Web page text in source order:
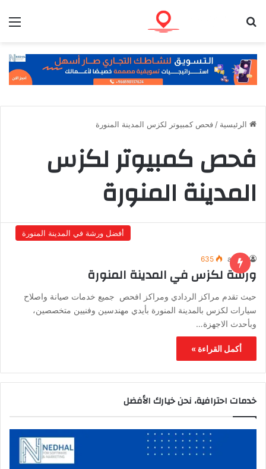
الرئيسية / فحص كمبيوتر لكزس المدينة المنورة
فحص كمبيوتر لكزس
المدينة المنورة
أفضل ورشة في المدينة المنورة
admin
635
ورشة لكزس في المدينة المنورة
حيث تقدم مراكز الردادي ومراكز افحص جميع خدمات صيانة واصلاح
سيارات لكزس بالمدينة المنورة بأيدي مهندسين وفنيين متخصصين،
وبأحدث الاجهزة…
أكمل القراءة »
خدمات احترافية، نحن خيارك الأفضل